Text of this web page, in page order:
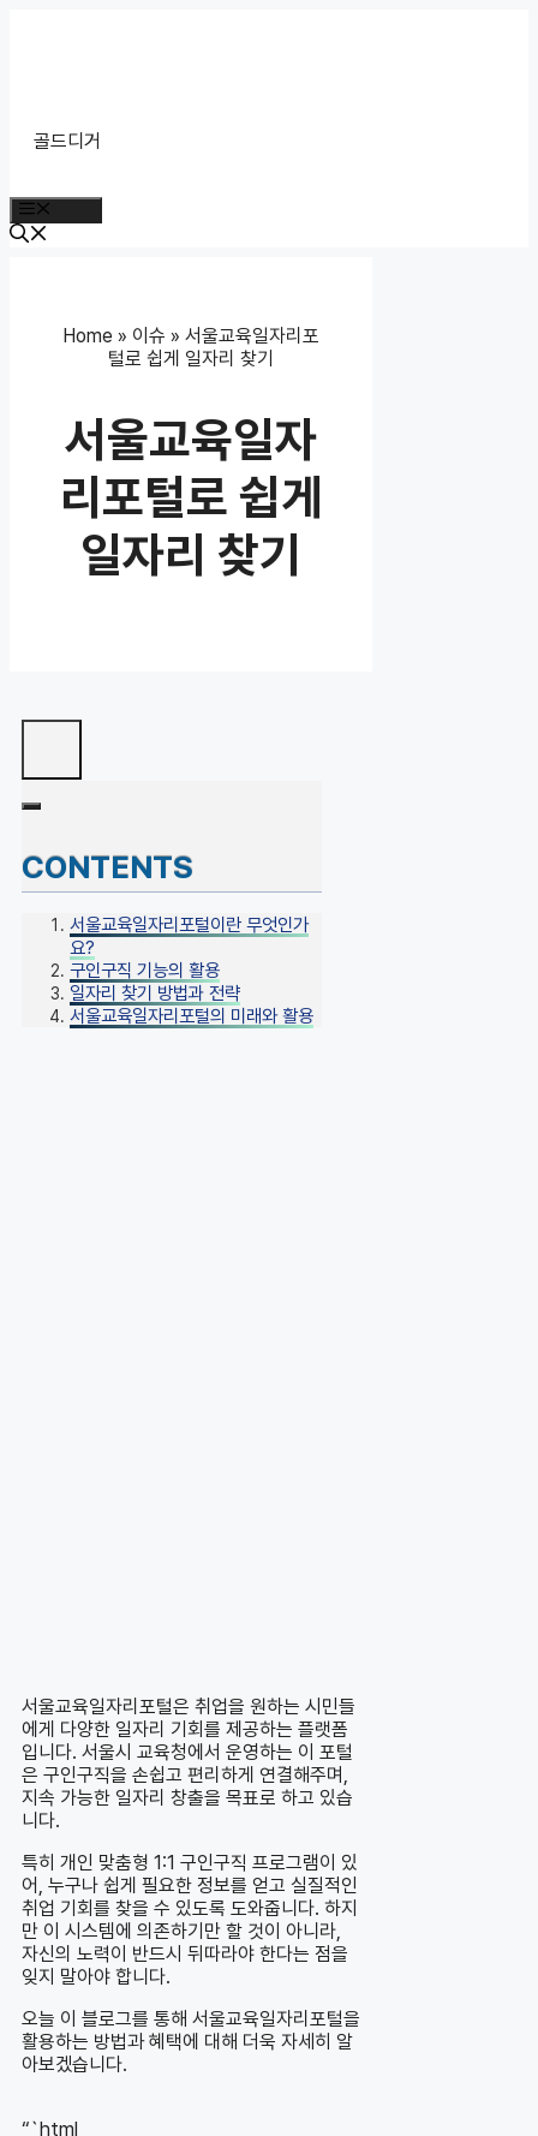
골드디거
Home » 이슈 »서울교육일자리포
털로 쉽게 일자리 찾기
서울교육일자
리포털로 쉽게
일자리 찾기
CONTENTS
서울교육일자리포털이란 무엇인가
요?
구인구직 기능의 활용
일자리 찾기 방법과 전략
서울교육일자리포털의 미래와 활용
서울교육일자리포털은 취업을 원하는 시민들
에게 다양한 일자리 기회를 제공하는 플랫폼
입니다. 서울시 교육청에서 운영하는 이 포털
은 구인구직을 손쉽고 편리하게 연결해주며,
지속 가능한 일자리 창출을 목표로 하고 있습
니다.
특히 개인 맞춤형 1:1 구인구직 프로그램이 있
어, 누구나 쉽게 필요한 정보를 얻고 실질적인
취업 기회를 찾을 수 있도록 도와줍니다. 하지
만 이 시스템에 의존하기만 할 것이 아니라,
자신의 노력이 반드시 뒤따라야 한다는 점을
잊지 말아야 합니다.
오늘 이 블로그를 통해 서울교육일자리포털을
활용하는 방법과 혜택에 대해 더욱 자세히 알
아보겠습니다.
“`html